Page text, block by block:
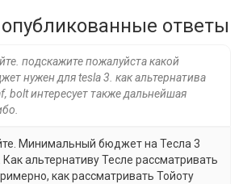
ответы
подскажите пожалуйста какой
нужен для tesla 3. как альтернатива
bolt интересует также дальнейшая
Минимальный бюджет на Тесла 3
альтернативу Тесле рассматривать
как рассматривать Тойоту